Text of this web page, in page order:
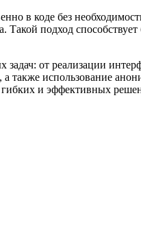
в коде без
Такой подход
от реализации
использование
гибких и эффективных